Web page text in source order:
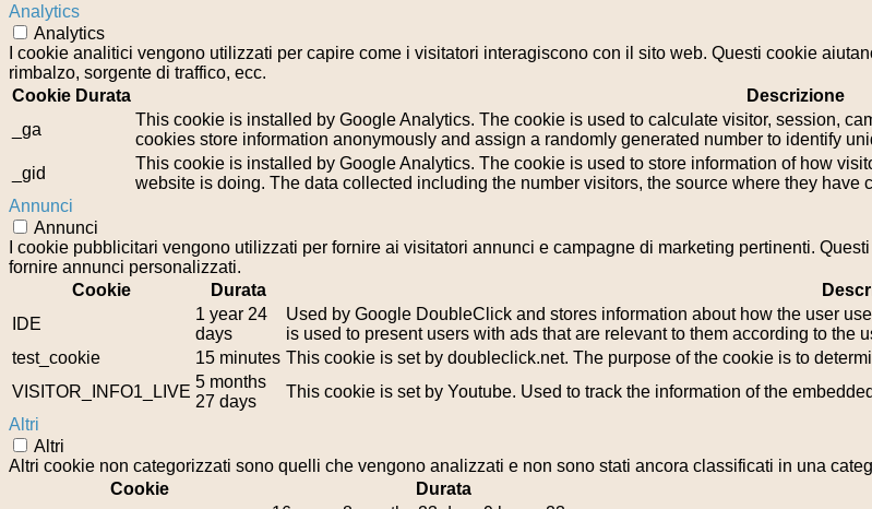
Analytics
Analytics
I cookie analitici vengono utilizzati per capire come i visitatori interagiscono con il sito web. Questi cookie
rimbalzo, sorgente di traffico, ecc.
Cookie Durata
Descrizione
_ga
This cookie is installed by Google Analytics. The cookie is used to calculate visitor, session,
cookies store information anonymously and assign a randomly generated number to identify
_gid
This cookie is installed by Google Analytics. The cookie is used to store information of how
website is doing. The data collected including the number visitors, the source where they have
Annunci
Annunci
I cookie pubblicitari vengono utilizzati per fornire ai visitatori annunci e campagne di marketing pertinenti.
fornire annunci personalizzati.
Cookie
Durata
IDE
1 year 24
days
Used by Google DoubleClick and stores information about how the user
is used to present users with ads that are relevant to them according to the
test_cookie
15 minutes This cookie is set by doubleclick.net. The purpose of the cookie is to
VISITOR_INFO1_LIVE
5 months
27 days
This cookie is set by Youtube. Used to track the information of the
Altri
Altri
Altri cookie non categorizzati sono quelli che vengono analizzati e non sono stati ancora classificati in una
Cookie
Durata